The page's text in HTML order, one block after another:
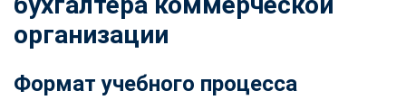
организации
Формат учебного процесса